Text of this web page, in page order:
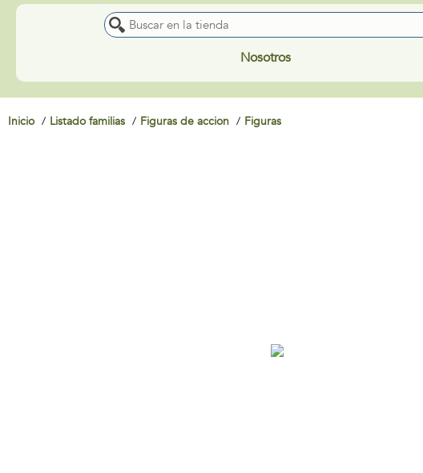
Nosotros
Inicio Listado familias Figuras de accion Figuras